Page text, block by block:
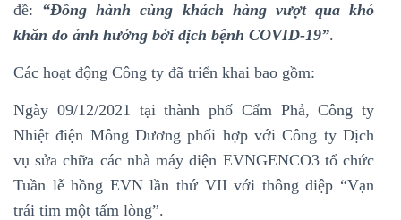
đề: “Đồng hành cùng khách hàng vượt qua khó
khăn do ảnh hưởng bởi dịch bệnh COVID-19”.
Các hoạt động Công ty đã triển khai bao gồm:
Ngày 09/12/2021 tại thành phố Cẩm Phả, Công ty
Nhiệt điện Mông Dương phối hợp với Công ty Dịch
vụ sửa chữa các nhà máy điện EVNGENCO3 tổ chức
Tuần lễ hồng EVN lần thứ VII với thông điệp “Vạn
trái tim một tấm lòng”.